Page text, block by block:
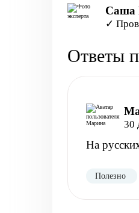
Саша
✓
Ответы
30
На
Полезно